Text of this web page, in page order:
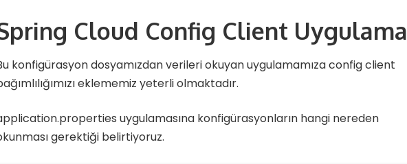
Cloud Config Client Uygulama
konfigürasyon dosyamızdan verileri okuyan uygulamamıza config client
eklememiz yeterli olmaktadır.
uygulamasına konfigürasyonların hangi nereden
gerektiği belirtiyoruz.